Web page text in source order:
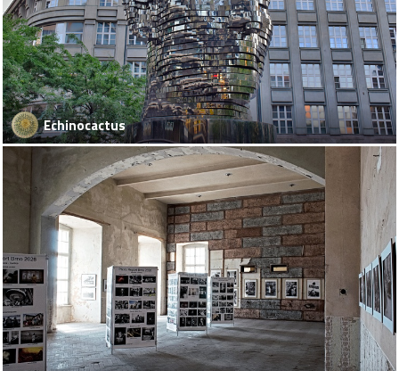
Echinocactus